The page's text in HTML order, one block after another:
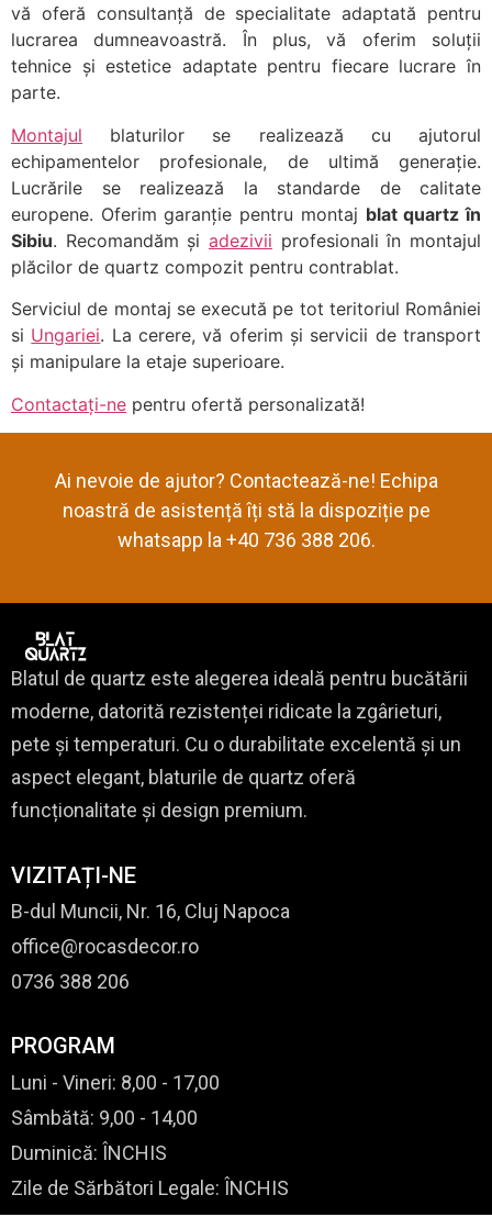
vă oferă consultanță de specialitate adaptată pentru
lucrarea dumneavoastră. În plus, vă oferim soluții
tehnice și estetice adaptate pentru fiecare lucrare în
parte.
Montajul blaturilor se realizează cu ajutorul
echipamentelor profesionale, de ultimă generație.
Lucrările se realizează la standarde de calitate
europene. Oferim garanție pentru montaj blat quartz în
Sibiu. Recomandăm și adezivii profesionali în montajul
plăcilor de quartz compozit pentru contrablat.
Serviciul de montaj se execută pe tot teritoriul României
si Ungariei. La cerere, vă oferim și servicii de transport
și manipulare la etaje superioare.
Contactați-ne pentru ofertă personalizată!
Ai nevoie de ajutor? Contactează-ne! Echipa
noastră de asistență îți stă la dispoziție pe
whatsapp la +40 736 388 206.
Blatul de quartz este alegerea ideală pentru bucătării
moderne, datorită rezistenței ridicate la zgârieturi,
pete și temperaturi. Cu o durabilitate excelentă și un
aspect elegant, blaturile de quartz oferă
funcționalitate și design premium.
VIZITAȚI-NE
B-dul Muncii, Nr. 16, Cluj Napoca
office@rocasdecor.ro
0736 388 206
PROGRAM
Luni - Vineri: 8,00 - 17,00
Sâmbătă: 9,00 - 14,00
Duminică: ÎNCHIS
Zile de Sărbători Legale: ÎNCHIS